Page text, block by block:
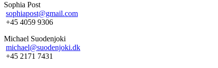
Sophia Post
sophiapost@gmail.com
+45 4059 9306
Michael Suodenjoki
michael@suodenjoki.dk
+45 2171 7431